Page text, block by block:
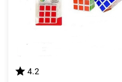
4.2